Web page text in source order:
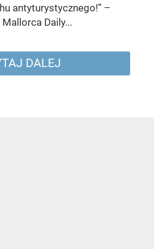
antyturystycznego!” –
Daily...
DALEJ